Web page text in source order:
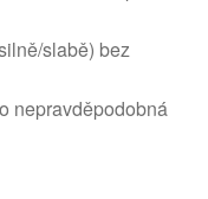
slabě) bez
nepravděpodobná